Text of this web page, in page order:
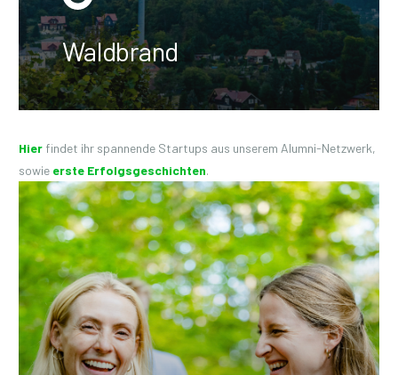
Waldbrand
Hier findet ihr spannende Startups aus unserem Alumni-Netzwerk,
sowie erste Erfolgsgeschichten.